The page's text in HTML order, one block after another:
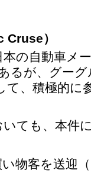
）
の自動車メ
るが、グー
て、積極的に
ても、本件
物客を送迎